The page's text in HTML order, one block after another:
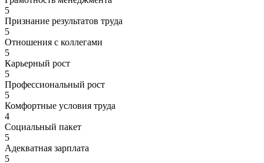
5
Признание результатов труда
5
Отношения с коллегами
5
Карьерный рост
5
Профессиональный рост
5
Комфортные условия труда
4
Социальный пакет
5
Адекватная зарплата
5